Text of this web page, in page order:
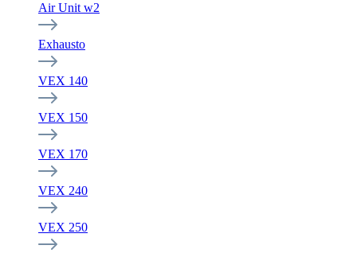
Air Unit w2
Exhausto
VEX 140
VEX 150
VEX 170
VEX 240
VEX 250